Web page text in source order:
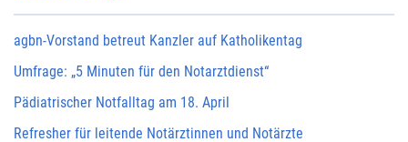
agbn-Vorstand betreut Kanzler auf Katholikentag
Umfrage: „5 Minuten für den Notarztdienst“
Pädiatrischer Notfalltag am 18. April
Refresher für leitende Notärztinnen und Notärzte